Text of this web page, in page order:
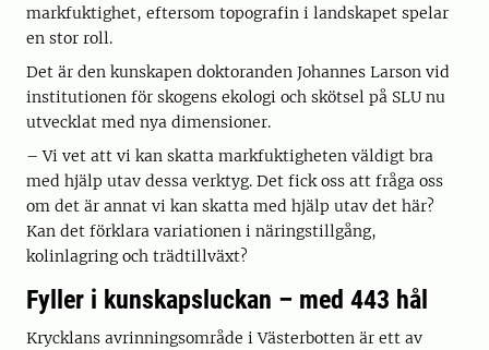
markfuktighet, eftersom topografin i landskapet spelar
en stor roll.
Det är den kunskapen doktoranden Johannes Larson vid
institutionen för skogens ekologi och skötsel på SLU nu
utvecklat med nya dimensioner.
– Vi vet att vi kan skatta markfuktigheten väldigt bra
med hjälp utav dessa verktyg. Det fick oss att fråga oss
om det är annat vi kan skatta med hjälp utav det här?
Kan det förklara variationen i näringstillgång,
kolinlagring och trädtillväxt?
Fyller i kunskapsluckan – med 443 hål
Krycklans avrinningsområde i Västerbotten är ett av